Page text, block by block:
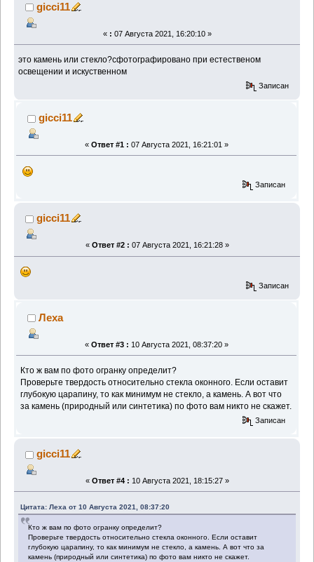
gicci11
« : 07 Августа 2021, 16:20:10 »
это камень или стекло?сфотографировано при естественом
освещении и искуственном
Записан
gicci11
« Ответ #1 : 07 Августа 2021, 16:21:01 »
Записан
gicci11
« Ответ #2 : 07 Августа 2021, 16:21:28 »
Записан
Леха
« Ответ #3 : 10 Августа 2021, 08:37:20 »
Кто ж вам по фото огранку определит?
Проверьте твердость относительно стекла оконного. Если оставит
глубокую царапину, то как минимум не стекло, а камень. А вот что
за камень (природный или синтетика) по фото вам никто не скажет.
Записан
gicci11
« Ответ #4 : 10 Августа 2021, 18:15:27 »
Цитата: Леха от 10 Августа 2021, 08:37:20
Кто ж вам по фото огранку определит?
Проверьте твердость относительно стекла оконного. Если оставит
глубокую царапину, то как минимум не стекло, а камень. А вот что за
камень (природный или синтетика) по фото вам никто не скажет.